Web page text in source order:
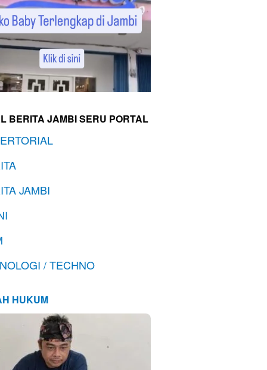
BERITA JAMBI SERU PORTAL
JAMBI
/ TECHNO
HUKUM